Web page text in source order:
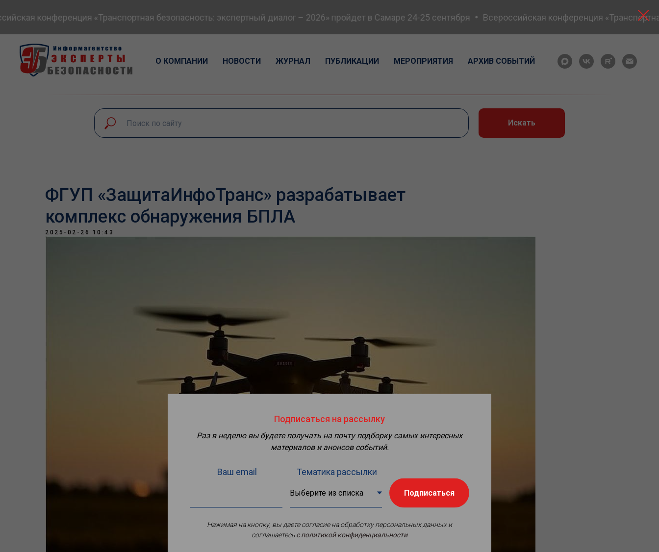
конференция «Транспортная безопасность: экспертный диалог – 2026» пройдет в Самаре 24-25 сентября Всероссийская конференция
О КОМПАНИИ НОВОСТИ ЖУРНАЛ ПУБЛИКАЦИИ МЕРОПРИЯТИЯ АРХИВ СОБЫТИЙ
Искать
ФГУП «ЗащитаИнфоТранс» разрабатывает
комплекс обнаружения БПЛА
2025-02-26 10:43
Подписаться на рассылку
Раз в неделю вы будете получать на почту подборку самых интересных
материалов и анонсов событий.
Ваш email Тематика рассылки
Подписаться
Нажимая на кнопку, вы даете согласие на обработку персональных данных и
соглашаетесьc политикой конфиденциальности